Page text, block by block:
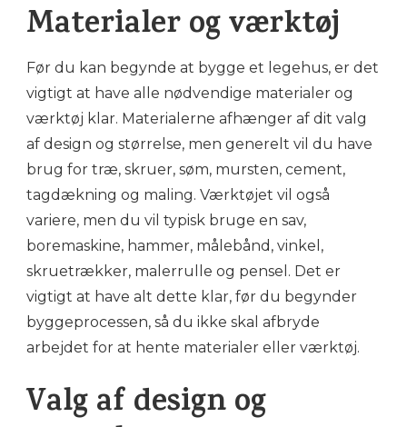
Materialer og værktøj
Før du kan begynde at bygge et legehus, er det
vigtigt at have alle nødvendige materialer og
værktøj klar. Materialerne afhænger af dit valg
af design og størrelse, men generelt vil du have
brug for træ, skruer, søm, mursten, cement,
tagdækning og maling. Værktøjet vil også
variere, men du vil typisk bruge en sav,
boremaskine, hammer, målebånd, vinkel,
skruetrækker, malerrulle og pensel. Det er
vigtigt at have alt dette klar, før du begynder
byggeprocessen, så du ikke skal afbryde
arbejdet for at hente materialer eller værktøj.
Valg af design og